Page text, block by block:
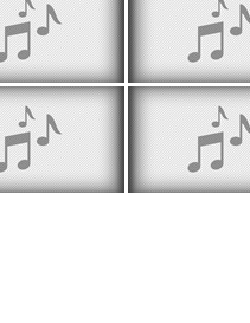
man. Padomju Dzimtenei dziedāsim slavu Padomju Dzimtenei dziedāsim slavu